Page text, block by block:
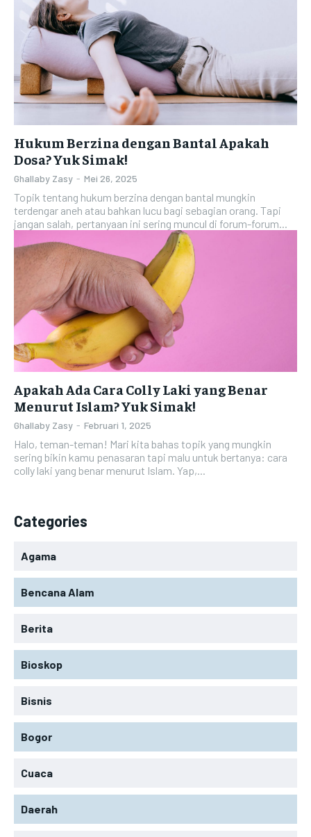
Hukum Berzina dengan Bantal Apakah
Dosa? Yuk Simak!
Ghallaby Zasy - Mei 26, 2025
Topik tentang hukum berzina dengan bantal mungkin
terdengar aneh atau bahkan lucu bagi sebagian orang. Tapi
jangan salah, pertanyaan ini sering muncul di forum-forum...
Apakah Ada Cara Colly Laki yang Benar
Menurut Islam? Yuk Simak!
Ghallaby Zasy - Februari 1, 2025
Halo, teman-teman! Mari kita bahas topik yang mungkin
sering bikin kamu penasaran tapi malu untuk bertanya: cara
colly laki yang benar menurut Islam. Yap,...
Categories
Agama
Bencana Alam
Berita
Bioskop
Bisnis
Bogor
Cuaca
Daerah